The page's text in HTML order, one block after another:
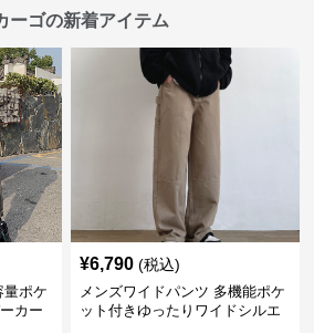
ーゴの新着アイテム
量ポケ
カー
¥6,790 (税込)
メンズワイドパンツ 多機能ポケ
ット付きゆったりワイドシルエ